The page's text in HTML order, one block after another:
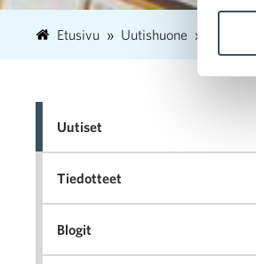
Etusivu Uutishuone
Uutiset
Tiedotteet
Blogit